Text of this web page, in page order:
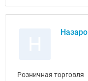
Розничная торговля